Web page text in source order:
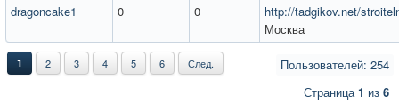
dragoncake1
0 0
http://tadgikov.net/
Москва
Пользователей: 254
1 2 3 4 5 6 След.
Страница1 из 6